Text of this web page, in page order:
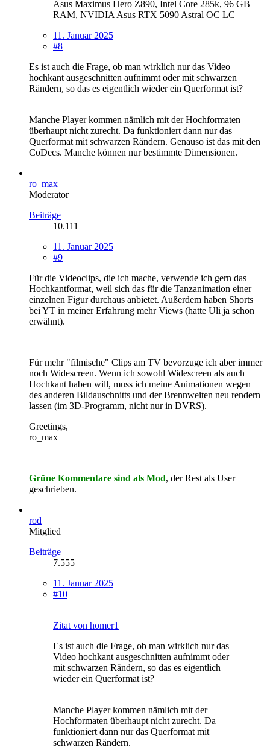
Asus Maximus Hero Z890, Intel Core 285k, 96 GB
RAM, NVIDIA Asus RTX 5090 Astral OC LC
11. Januar 2025
#8
Es ist auch die Frage, ob man wirklich nur das Video
hochkant ausgeschnitten aufnimmt oder mit schwarzen
Rändern, so das es eigentlich wieder ein Querformat ist?
Manche Player kommen nämlich mit der Hochformaten
überhaupt nicht zurecht. Da funktioniert dann nur das
Querformat mit schwarzen Rändern. Genauso ist das mit den
CoDecs. Manche können nur bestimmte Dimensionen.
ro_max
Moderator
Beiträge
10.111
11. Januar 2025
#9
Für die Videoclips, die ich mache, verwende ich gern das
Hochkantformat, weil sich das für die Tanzanimation einer
einzelnen Figur durchaus anbietet. Außerdem haben Shorts
bei YT in meiner Erfahrung mehr Views (hatte Uli ja schon
erwähnt).
Für mehr "filmische" Clips am TV bevorzuge ich aber immer
noch Widescreen. Wenn ich sowohl Widescreen als auch
Hochkant haben will, muss ich meine Animationen wegen
des anderen Bildauschnitts und der Brennweiten neu rendern
lassen (im 3D-Programm, nicht nur in DVRS).
Greetings,
ro_max
Grüne Kommentare sind als Mod, der Rest als User
geschrieben.
rod
Mitglied
Beiträge
7.555
11. Januar 2025
#10
Zitat von homer1
Es ist auch die Frage, ob man wirklich nur das
Video hochkant ausgeschnitten aufnimmt oder
mit schwarzen Rändern, so das es eigentlich
wieder ein Querformat ist?
Manche Player kommen nämlich mit der
Hochformaten überhaupt nicht zurecht. Da
funktioniert dann nur das Querformat mit
schwarzen Rändern.